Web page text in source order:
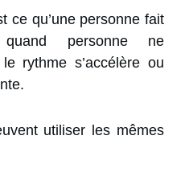
ce qu’une personne fait
personne ne
rythme s’accélère ou
utiliser les mêmes